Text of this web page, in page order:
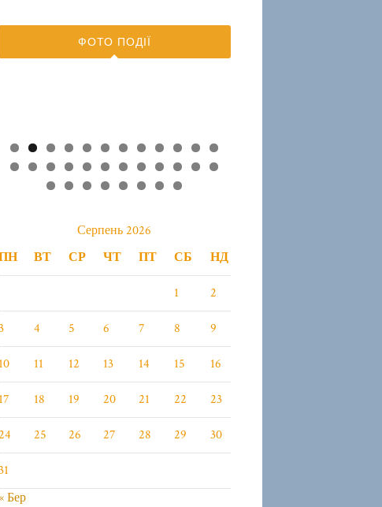
ФОТО ПОДІЇ
0 1
2
3
4 5 6 7 8 9 0 1 2 3
4
5
6 7 8 9 0 1 2
Серпень 2026
ВТ СР ЧТ ПТ СБ НД
1 2
4 5 6 7 8 9
10 11 12 13 14 15 16
17 18 19 20 21 22 23
25 26 27 28 29 30
Бер